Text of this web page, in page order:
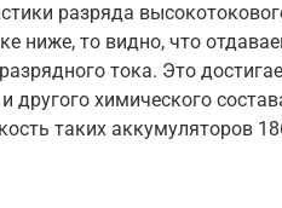
разряда
ниже, то видно, что
тока. Это
и другого химического
таких аккумуляторов